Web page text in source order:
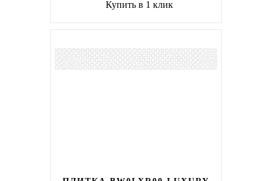
Купить в 1 клик